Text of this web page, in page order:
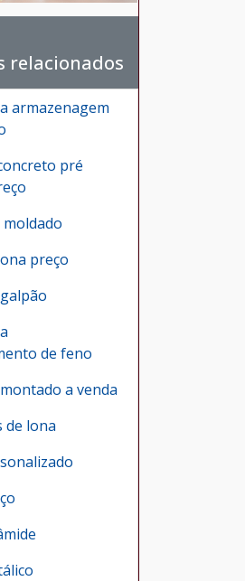
relacionados
armazenagem
pré
preço
de feno
a venda
de lona